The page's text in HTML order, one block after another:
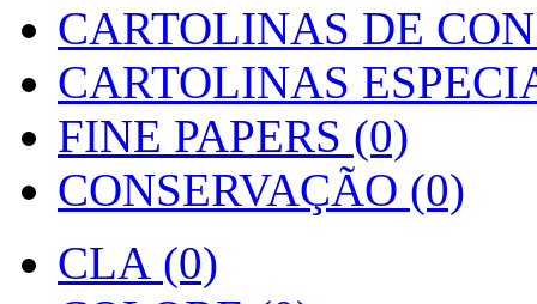
CARTOLINAS DE
CARTOLINAS
FINE PAPERS (0)
CONSERVAÇÃO (0)
CLA (0)